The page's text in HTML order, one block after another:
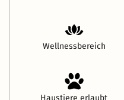
Wellnessbereich
Haustiere erlaubt